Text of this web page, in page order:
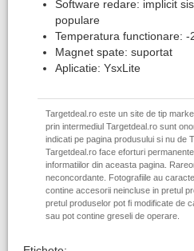
Software redare: implicit
populare
Temperatura functionare: -
Magnet spate: suportat
Aplicatie: YsxLite
Targetdeal.ro este un site de tip
prin intermediul Targetdeal.ro sunt
indicati pe pagina produsului si nu de
Targetdeal.ro face eforturi
informatiilor din aceasta pagina.
neconcordante. Fotografiile au
contine accesorii neincluse in pretul
pretul produselor pot fi modificate de
sau pot contine greseli de operare.